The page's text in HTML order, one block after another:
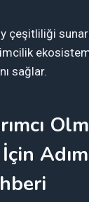
çeşitliliği
sağlar.